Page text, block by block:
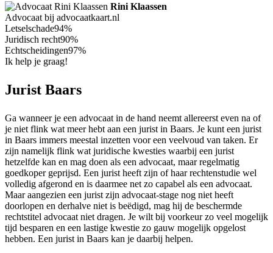
Rini Klaassen
Advocaat bij advocaatkaart.nl
Letselschade94%
Juridisch recht90%
Echtscheidingen97%
Ik help je graag!
Jurist Baars
Ga wanneer je een advocaat in de hand neemt allereerst even na of
je niet flink wat meer hebt aan een jurist in Baars. Je kunt een jurist
in Baars immers meestal inzetten voor een veelvoud van taken. Er
zijn namelijk flink wat juridische kwesties waarbij een jurist
hetzelfde kan en mag doen als een advocaat, maar regelmatig
goedkoper geprijsd. Een jurist heeft zijn of haar rechtenstudie wel
volledig afgerond en is daarmee net zo capabel als een advocaat.
Maar aangezien een jurist zijn advocaat-stage nog niet heeft
doorlopen en derhalve niet is beëdigd, mag hij de beschermde
rechtstitel advocaat niet dragen. Je wilt bij voorkeur zo veel mogelijk
tijd besparen en een lastige kwestie zo gauw mogelijk opgelost
hebben. Een jurist in Baars kan je daarbij helpen.